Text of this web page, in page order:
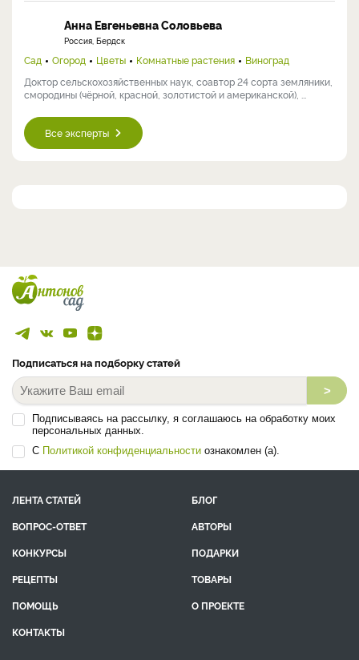
Анна Евгеньевна Соловьева
Россия, Бердск
Сад Огород Цветы Комнатные растения
Виноград
Доктор сельскохозяйственных наук, соавтор 24 сорта земляники,
смородины (чёрной, красной, золотистой и американской), ...
Все эксперты
Подписаться на подборку статей
>
Подписываясь на рассылку, я соглашаюсь на обработку моих
персональных данных.
С Политикой конфиденциальности ознакомлен (а).
ЛЕНТА СТАТЕЙ
БЛОГ
ВОПРОС-ОТВЕТ
АВТОРЫ
КОНКУРСЫ
ПОДАРКИ
РЕЦЕПТЫ
ТОВАРЫ
ПОМОЩЬ
О ПРОЕКТЕ
КОНТАКТЫ